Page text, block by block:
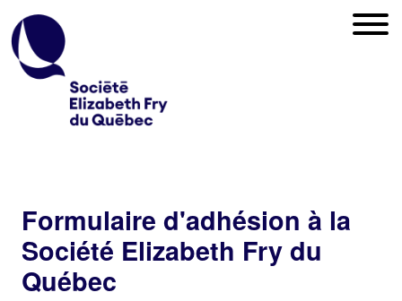
Formulaire d'adhésion à la
Société Elizabeth Fry du
Québec